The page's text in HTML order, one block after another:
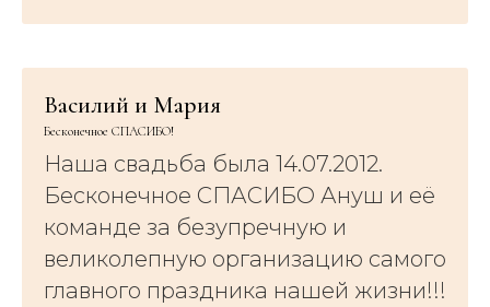
Василий и Мария
Бесконечное СПАСИБО!
Наша свадьба была 14.07.2012.
Бесконечное СПАСИБО Ануш и её
команде за безупречную и
великолепную организацию самого
главного праздника нашей жизни!!!